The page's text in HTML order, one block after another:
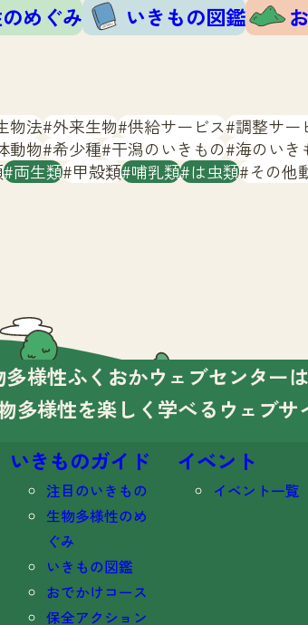
めぐみ いきもの図鑑
物法 外来生物 供給サービス 調整サー
動物 希少種 干潟のいきもの 海のいき
両生類 甲殻類 哺乳類 は虫類 その他
様性ふくおかウェブセンターは
多様性を楽しく学べる ウェブサ
いきものガイド
注目のいきもの
生物多様性のめ
ぐみ
いきもの図鑑
おでかけコース
保全アクション
イベント
イベント一覧